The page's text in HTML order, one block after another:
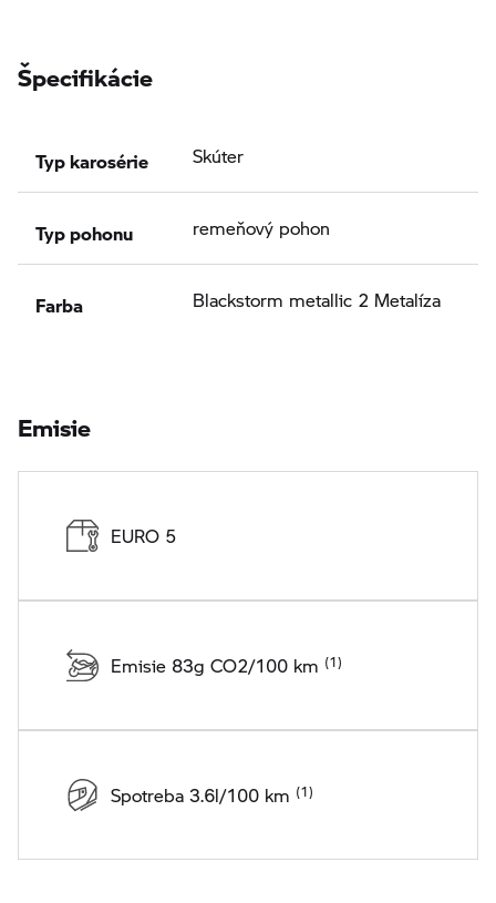
Špecifikácie
Typ karosérie Skúter
Typ pohonu remeňový pohon
Farba Blackstorm metallic 2 Metalíza
Emisie
EURO 5
Emisie 83g CO2/100 km
Spotreba 3.6l/100 km